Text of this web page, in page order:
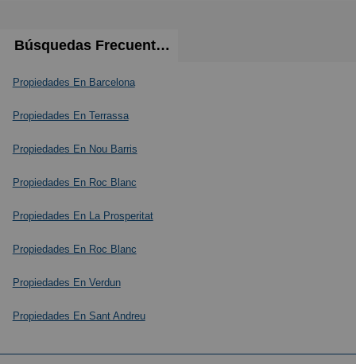
Búsquedas Frecuentes
Propiedades En Barcelona
Propiedades En Terrassa
Propiedades En Nou Barris
Propiedades En Roc Blanc
Propiedades En La Prosperitat
Propiedades En Roc Blanc
Propiedades En Verdun
Propiedades En Sant Andreu